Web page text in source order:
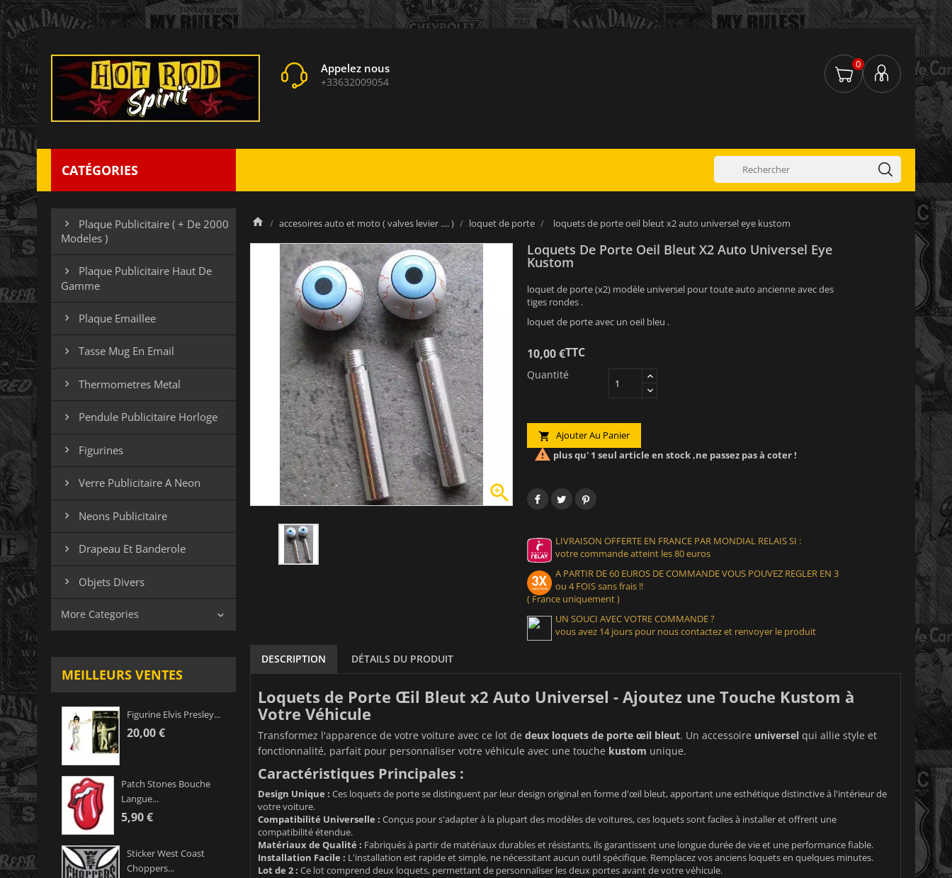
Appelez nous
+33632009054
0
CATÉGORIES

Plaque Publicitaire ( + De 2000
Modeles )

Plaque Publicitaire Haut De
Gamme
 Plaque Emaillee
 Tasse Mug En Email
 Thermometres Metal
 Pendule Publicitaire Horloge
 Figurines
 Verre Publicitaire A Neon
 Neons Publicitaire
 Drapeau Et Banderole
 Objets Divers
More Categories 
MEILLEURS VENTES
Figurine Elvis Presley...
20,00 €
Patch Stones Bouche
Langue...
5,90 €
Sticker West Coast
Choppers...
accesoires auto et moto ( valves levier .... ) loquet de porte loquets de porte oeil bleut x2 auto universel eye kustom

Loquets De Porte Oeil Bleut X2 Auto Universel Eye
Kustom
loquet de porte (x2) modèle universel pour toute auto ancienne avec des
tiges rondes .
loquet de porte avec un oeil bleu .
10,00 €TTC
Quantité
 Ajouter Au Panier
 plus qu' 1 seul article en stock ,ne passez pas à coter !
LIVRAISON OFFERTE EN FRANCE PAR MONDIAL RELAIS SI :
votre commande atteint les 80 euros
A PARTIR DE 60 EUROS DE COMMANDE VOUS POUVEZ REGLER EN 3
ou 4 FOIS sans frais !!
( France uniquement )
UN SOUCI AVEC VOTRE COMMANDE ?
vous avez 14 jours pour nous contactez et renvoyer le produit
DESCRIPTION DÉTAILS DU PRODUIT
Loquets de Porte Œil Bleut x2 Auto Universel - Ajoutez une Touche Kustom à
Votre Véhicule
Transformez l'apparence de votre voiture avec ce lot de deux loquets de porte œil bleut. Un accessoire universelqui allie style et
fonctionnalité, parfait pour personnaliser votre véhicule avec une touche kustom unique.
Caractéristiques Principales :
Design Unique : Ces loquets de porte se distinguent par leur design original en forme d'œil bleut, apportant une esthétique distinctive à l'intérieur de
votre voiture.
Compatibilité Universelle : Conçus pour s'adapter à la plupart des modèles de voitures, ces loquets sont faciles à installer et offrent une
compatibilité étendue.
Matériaux de Qualité : Fabriqués à partir de matériaux durables et résistants, ils garantissent une longue durée de vie et une performance fiable.
Installation Facile : L'installation est rapide et simple, ne nécessitant aucun outil spécifique. Remplacez vos anciens loquets en quelques minutes.
Lot de 2 : Ce lot comprend deux loquets, permettant de personnaliser les deux portes avant de votre véhicule.